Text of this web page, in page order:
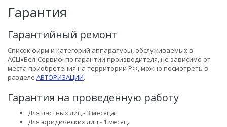
Гарантия
Гарантийный ремонт
Список фирм и категорий аппаратуры, обслуживаемых в
АСЦ«Бел-Сервис» по гарантии производителя, не зависимо от
места приобретения на территории РФ, можно посмотреть в
разделе АВТОРИЗАЦИИ.
Гарантия на проведенную работу
Для частных лиц - 3 месяца.
Для юридических лиц - 1 месяц.